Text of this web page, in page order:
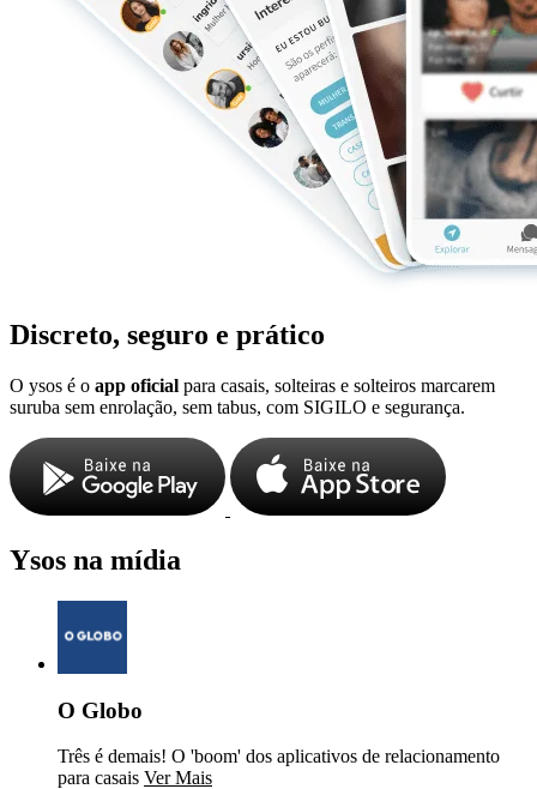
Discreto, seguro e prático
O ysos é o app oficial para casais, solteiras e solteiros marcarem
suruba sem enrolação, sem tabus, com SIGILO e segurança.
Ysos na mídia
O Globo
Três é demais! O 'boom' dos aplicativos de relacionamento
para casais Ver Mais